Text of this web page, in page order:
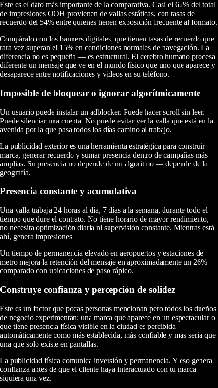
Este es el dato más importante de la comparativa. Casi el 62% del total
de impresiones OOH provienen de vallas estáticas, con tasas de
recuerdo del 54% entre quienes tienen exposición frecuente al formato.
Compáralo con los banners digitales, que tienen tasas de recuerdo que
rara vez superan el 15% en condiciones normales de navegación. La
diferencia no es pequeña — es estructural. El cerebro humano procesa
diferente un mensaje que ve en el mundo físico que uno que aparece y
desaparece entre notificaciones y videos en su teléfono.
Imposible de bloquear o ignorar algorítmicamente
Un usuario puede instalar un adblocker. Puede hacer scroll sin leer.
Puede silenciar una cuenta. No puede evitar ver la valla que está en la
avenida por la que pasa todos los días camino al trabajo.
La publicidad exterior es una herramienta estratégica para construir
marca, generar recuerdo y sumar presencia dentro de campañas más
amplias. Su presencia no depende de un algoritmo — depende de la
geografía.
Presencia constante y acumulativa
Una valla trabaja 24 horas al día, 7 días a la semana, durante todo el
tiempo que dure el contrato. No tiene horario de mayor rendimiento,
no necesita optimización diaria ni supervisión constante. Mientras está
ahí, genera impresiones.
Un tiempo de permanencia elevado en aeropuertos y estaciones de
metro mejora la retención del mensaje en aproximadamente un 26%
comparado con ubicaciones de paso rápido.
Construye confianza y percepción de solidez
Este es un factor que pocas personas mencionan pero todos los dueños
de negocio experimentan: una marca que aparece en un espectacular o
que tiene presencia física visible en la ciudad es percibida
automáticamente como más establecida, más confiable y más seria que
una que solo existe en pantallas.
La publicidad física comunica inversión y permanencia. Y eso genera
confianza antes de que el cliente haya interactuado con tu marca
siquiera una vez.